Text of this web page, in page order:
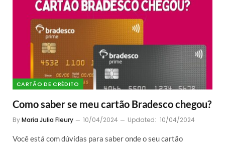
CARTÃO DE CRÉDITO
Como saber se meu cartão Bradesco chegou?
ByMaria Julia Fleury 10/04/2024 Updated: 10/04/2024
Você está com dúvidas para saber onde o seu cartão